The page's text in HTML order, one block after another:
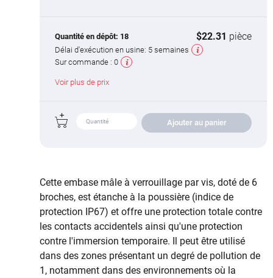
Quantité en dépôt: 18 $22.31 pièce
Délai d'exécution en usine: 5 semaines
Sur commande : 0
Voir plus de prix
Ajouter au panier
Cette embase mâle à verrouillage par vis, doté de 6
broches, est étanche à la poussière (indice de
protection IP67) et offre une protection totale contre
les contacts accidentels ainsi qu'une protection
contre l'immersion temporaire. Il peut être utilisé
dans des zones présentant un degré de pollution de
1, notamment dans des environnements où la